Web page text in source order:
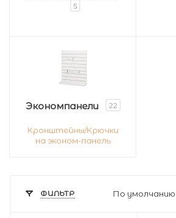
5
Экономпанели 22
Кронштейны/Крючки
на эконом-панель
ФИЛЬТР По